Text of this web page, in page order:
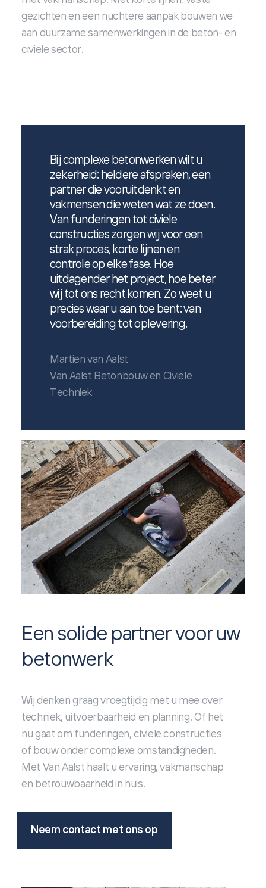
gezichten en een nuchtere aanpak bouwen we
aan duurzame samenwerkingen in de beton- en
civiele sector.
Bij complexe betonwerken wilt u
zekerheid: heldere afspraken, een
partner die vooruitdenkt en
vakmensen die weten wat ze doen.
Van funderingen tot civiele
constructies zorgen wij voor een
strak proces, korte lijnen en
controle op elke fase. Hoe
uitdagender het project, hoe beter
wij tot ons recht komen. Zo weet u
precies waar u aan toe bent: van
voorbereiding tot oplevering.
Martien van Aalst
Van Aalst Betonbouw en Civiele
Techniek
Een solide partner voor uw
betonwerk
Wij denken graag vroegtijdig met u mee over
techniek, uitvoerbaarheid en planning. Of het
nu gaat om funderingen, civiele constructies
of bouw onder complexe omstandigheden.
Met Van Aalst haalt u ervaring, vakmanschap
en betrouwbaarheid in huis.
Neem contact met ons op